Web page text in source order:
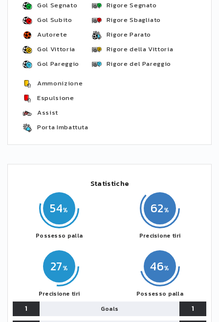
Gol Segnato
Gol Subito
Autorete
Gol Vittoria
Gol Pareggio
Rigore Segnato
Rigore Sbagliato
Rigore Parato
Rigore della Vittoria
Rigore del Pareggio
Ammonizione
Espulsione
Assist
Porta Imbattuta
Statistiche
54
Possesso palla
27
Precisione tiri
46
Possesso palla
62
Precisione tiri
1 Goals
1